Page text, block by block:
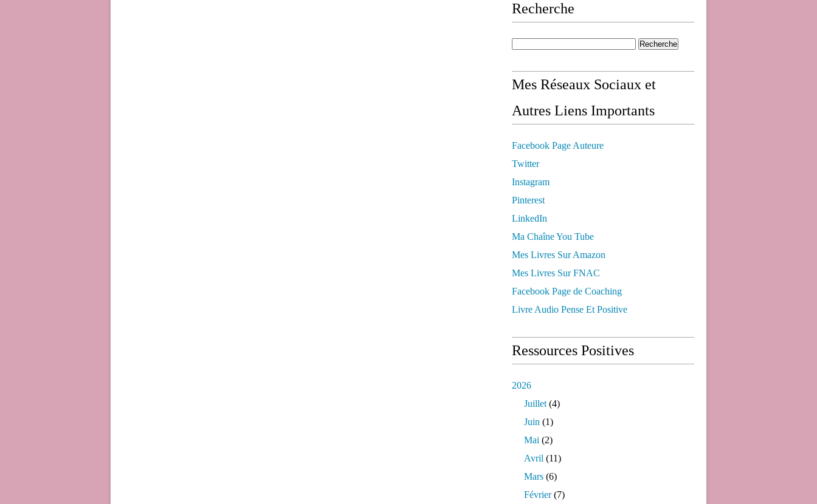
Recherche
Mes Réseaux Sociaux et
Autres Liens Importants
Facebook Page Auteure
Twitter
Instagram
Pinterest
LinkedIn
Ma Chaîne You Tube
Mes Livres Sur Amazon
Mes Livres Sur FNAC
Facebook Page de Coaching
Livre Audio Pense Et Positive
Ressources Positives
2026
Juillet (4)
Juin (1)
Mai (2)
Avril (11)
Mars (6)
Février(7)